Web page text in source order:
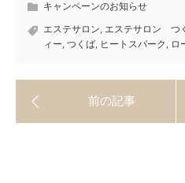
キャンペーンのお知らせ
エステサロン, エステサロン つ
ィー, つくば, ヒートスパーク, ロ